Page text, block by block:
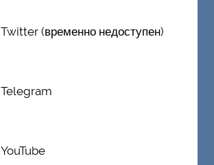
Twitter (временно недоступен)
Telegram
YouTube